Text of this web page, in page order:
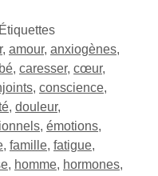
Étiquettes
, amour, anxiogènes,
, caresser, cœur,
, conscience,
, douleur,
, émotions,
, famille, fatigue,
, homme, hormones,